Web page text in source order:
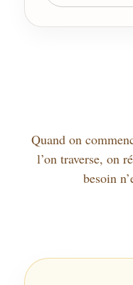
Quand on
l’on traverse, on
besoin